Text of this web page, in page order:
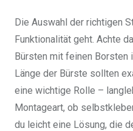
Die Auswahl der richtigen
Funktionalität geht. Achte
Bürsten mit feinen Borsten
Länge der Bürste sollten
eine wichtige Rolle –
Montageart, ob
du leicht eine Lösung, die